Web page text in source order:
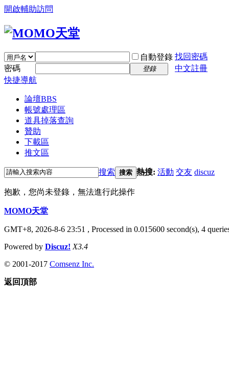
開啟輔助訪問
自動登錄 找回密碼
密碼
登錄
中文註冊
快捷導航
論壇BBS
帳號處理區
道具掉落查詢
贊助
下載區
推文區
搜索 搜索 熱搜: 活動 交友 discuz
抱歉，您尚未登錄，無法進行此操作
MOMO天堂
GMT+8, 2026-8-6 23:51 , Processed in 0.015600 second(s), 4
Powered by Discuz! X3.4
© 2001-2017 Comsenz Inc.
返回頂部